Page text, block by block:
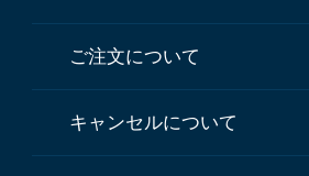
ご注文について
キャンセルについて